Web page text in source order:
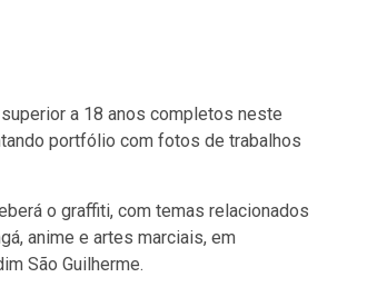
a 18 anos completos neste
portfólio com fotos de trabalhos
o graffiti, com temas relacionados
anime e artes marciais, em
São Guilherme.